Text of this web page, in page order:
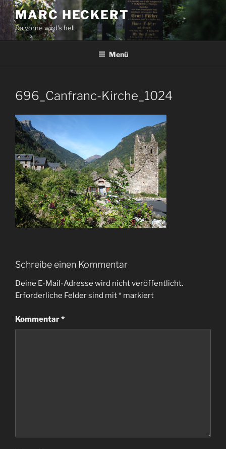
Zum
Inhalt
springen
MARC HECKERT
Da vorne wird's hell
Menü
696_Canfranc-Kirche_1024
Schreibe einen Kommentar
Deine E-Mail-Adresse wird nicht veröffentlicht.
Erforderliche Felder sind mit* markiert
Kommentar*